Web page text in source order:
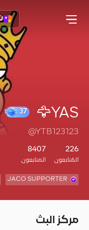
YAS🦅
37
@YTB123123
226
المُتابعون
8407
المتابعون
JACO SUPPORTER
مركز البث